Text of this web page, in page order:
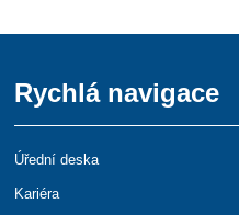
Rychlá navigace
Úřední deska
Kariéra